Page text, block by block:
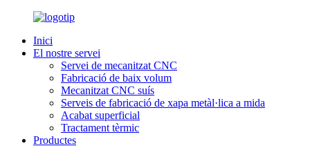
Inici
El nostre servei
Servei de mecanitzat CNC
Fabricació de baix volum
Mecanitzat CNC suís
Serveis de fabricació de xapa metàl·lica a mida
Acabat superficial
Tractament tèrmic
Productes